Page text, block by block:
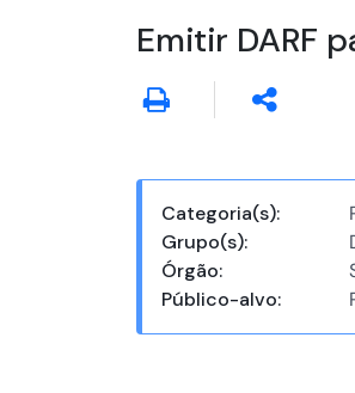
Emitir DARF
Categoria(s):
Grupo(s):
Órgão:
Público-alvo: